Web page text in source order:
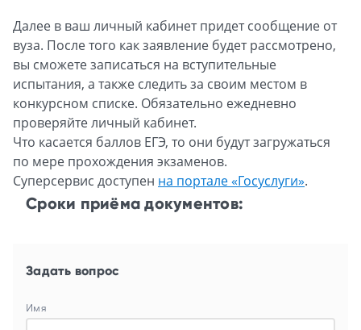
Далее в ваш личный кабинет придет сообщение от
вуза. После того как заявление будет рассмотрено,
вы сможете записаться на вступительные
испытания, а также следить за своим местом в
конкурсном списке. Обязательно ежедневно
проверяйте личный кабинет.
Что касается баллов ЕГЭ, то они будут загружаться
по мере прохождения экзаменов.
Суперсервис доступен на портале «Госуслуги».
Сроки приёма документов:
Задать вопрос
Имя